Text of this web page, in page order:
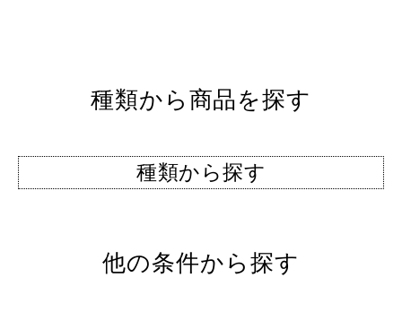
種類から商品を探す
種類から探す
他の条件から探す